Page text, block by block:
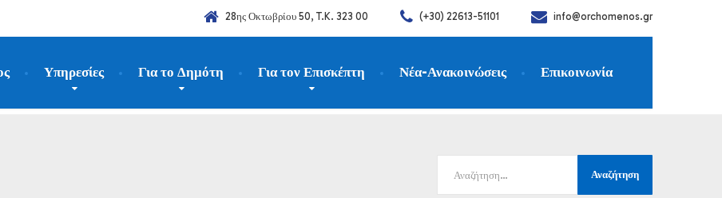
28ης Οκτωβρίου 50, T.K. 323 00 (+30) 22613-51101 info@orchomenos.gr
Υπηρεσίες Για το Δημότη Για τον Επισκέπτη Νέα-Ανακοινώσεις Επικοινωνία
Πρόσκληση συνεδρίασης της ΟΕ του δήμου Ορχομενού την 17.11.2023